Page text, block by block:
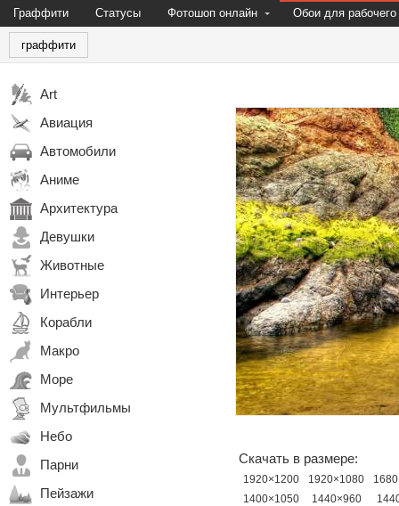
Граффити Статусы Фотошоп онлайн Обои для рабочего
граффити
Art
Авиация
Автомобили
Аниме
Архитектура
Девушки
Животные
Интерьер
Корабли
Макро
Море
Мультфильмы
Небо
Парни
Пейзажи
Скачать в размере:
1920×1200 1920×1080
1400×1050
1440×960